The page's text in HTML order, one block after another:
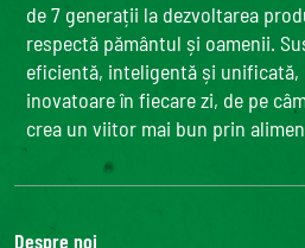
de 7 generații la dezvoltarea
respectă pământul și oamenii.
eficientă, inteligentă și
inovatoare în fiecare zi, de pe
crea un viitor mai bun prin
Despre noi